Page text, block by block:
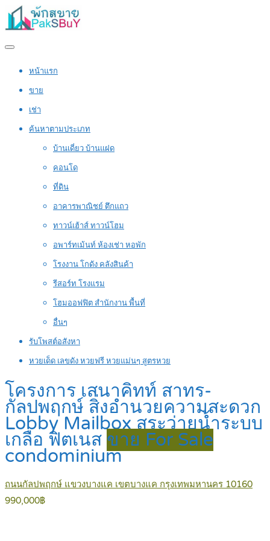
หน้าแรก
ขาย
เช่า
ค้นหาตามประเภท
บ้านเดี่ยว บ้านแฝด
คอนโด
ที่ดิน
อาคารพาณิชย์ ตึกแถว
ทาวน์เฮ้าส์ ทาวน์โฮม
อพาร์ทเม้นท์ ห้องเช่า หอพัก
โรงงาน โกดัง คลังสินค้า
รีสอร์ท โรงแรม
โฮมออฟฟิต สำนักงาน พื้นที่
อื่นๆ
รับโพสต์อสังหา
หวยเด็ด เลขดัง หวยฟรี หวยแม่นๆ สูตรหวย
โครงการ เสนาคิทท์ สาทร-
กัลปพฤกษ์ สิ่งอำนวยความสะดวก
Lobby Mailbox สระว่ายน้ำระบบ
เกลือ ฟิตเนส ขาย For Sale
condominium
ถนนกัลปพฤกษ์ แขวงบางแค เขตบางแค กรุงเทพมหานคร 10160
990,000฿